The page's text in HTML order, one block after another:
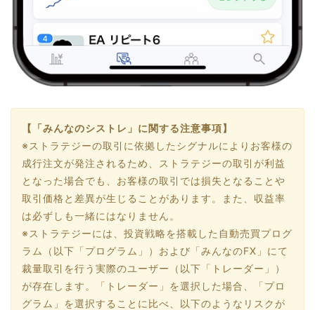
【「みんなのシストレ」に関する注意事項】
※ストラテジーの取引に依拠したシグナルによりお客様の
成行注文が発注されるため、ストラテジーの取引が利益
となった場合でも、お客様の取引では損失となることや
取引価格と差異が生じることがあります。また、収益率
は必ずしも一緒にはなりません。
※ストラテジーには、投資戦略を搭載した自動売買プログ
ラム（以下「プログラム」）および「みんなのFX」にて
裁量取引を行う実際のユーザー（以下「トレーダー」）
が存在します。「トレーダー」を選択した場合、「プロ
グラム」を選択することに比べ、以下のようなリスクが